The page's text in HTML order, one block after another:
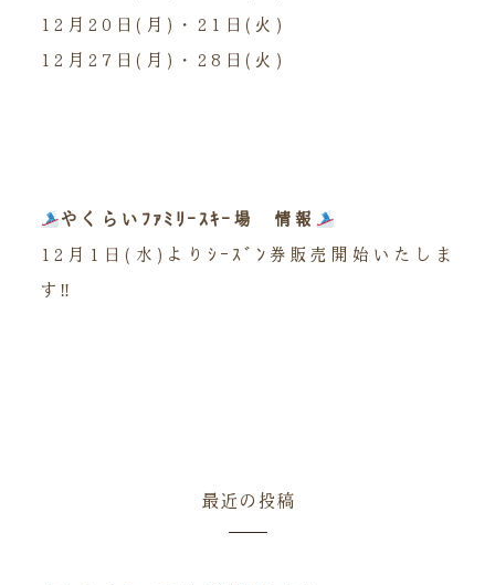
12月20日(月)・21日(火)
12月27日(月)・28日(火)
やくらいﾌｧﾐﾘｰｽｷｰ場 情報
12月1日(水)よりｼｰｽﾞﾝ券販売開始いたしま
す‼︎
最近の投稿